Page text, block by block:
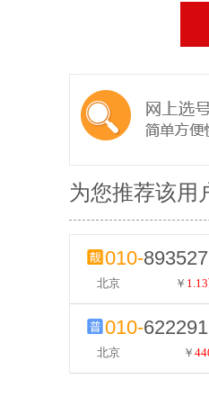
为您推荐该用
010-
北京 ￥
010-
北京 ￥